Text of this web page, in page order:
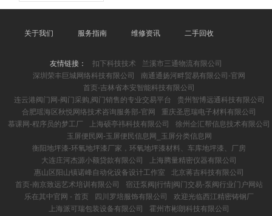
关于我们 服务指南 维修资讯 二手回收
友情链接： 扣下科技技术
兰溪市三通物流有限公司
深圳荣丰巨城网络科技有限公司
南通通扬河畔贸易有限公司-官网
首页-吉林省本安智能科技有限公司
连云港阀门网-阀门采购,阀门销售的专业交易平台
贵州智博远通科技有限公司
合肥瑶海区秋悦网络技术咨询服务部-官网
重庆圣思瑞电子材料有限公司
慕课网-程序员的梦工厂
上海硕亭祎科技有限公司
徐州企汇帮信息技术有限公司
玉屏便民网-玉屏便民信息网_玉屏分类信息网
衡阳地坪漆-环氧地坪漆厂家，环氧地坪漆材料、车库地坪漆、厂房
大连庄河杰源小额贷款有限公司
上海腾量精密仪器有限公司
惠山区阳山镇诺峰自动化设备设计工作室
北京蒋吉科技有限公司
首页-南京致远艺术培训有限公司
宿迁泵阀|行情|阀门交易-泵阀行业门户网站
乐在其中官网 - 首页
四川罗培服饰有限公司
欢迎光临西江精密铸钢厂
上海派可瑞包装设备有限公司
霍州市彬朗科技有限公司